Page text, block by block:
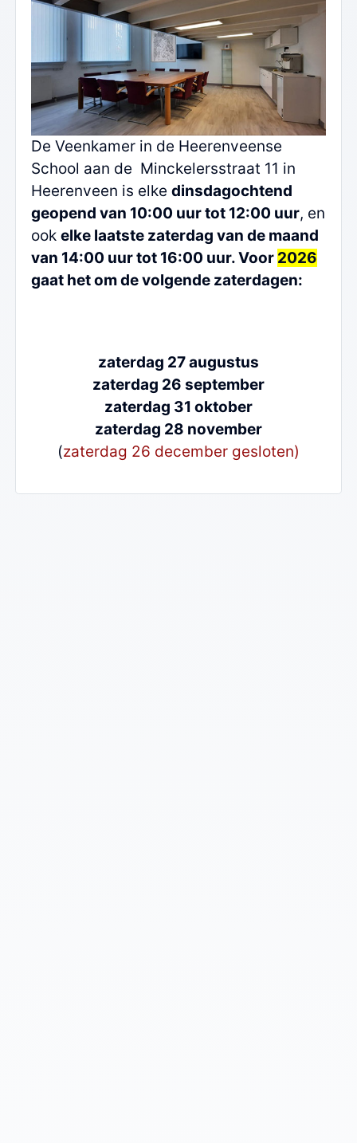
De Veenkamer in de Heerenveense
School aan de Minckelersstraat 11 in
Heerenveen is elke dinsdagochtend
geopend van 10:00 uur tot 12:00 uur, en
ook elke laatste zaterdag van de maand
van 14:00 uur tot 16:00 uur. Voor 2026
gaat het om de volgende zaterdagen:
zaterdag 27 augustus
zaterdag 26 september
zaterdag 31 oktober
zaterdag 28 november
(zaterdag 26 december gesloten)